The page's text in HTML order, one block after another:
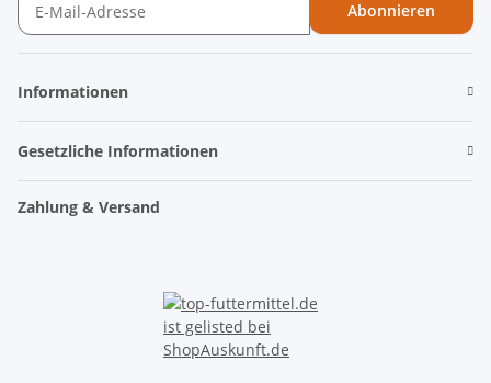
Abonnieren
Informationen
Gesetzliche Informationen
Zahlung & Versand